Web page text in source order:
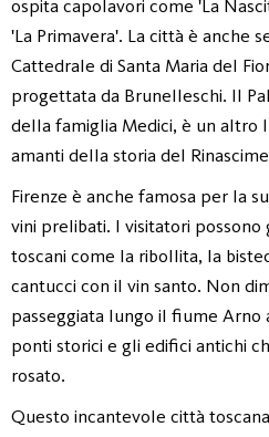
ospita capolavori come 'La
'La Primavera'. La città è anche
Cattedrale di Santa Maria del
progettata da Brunelleschi. Il
della famiglia Medici, è un altro
amanti della storia del
Firenze è anche famosa per la
vini prelibati. I visitatori
toscani come la ribollita, la
cantucci con il vin santo. Non
passeggiata lungo il fiume
ponti storici e gli edifici antichi
rosato.
Questo incantevole città